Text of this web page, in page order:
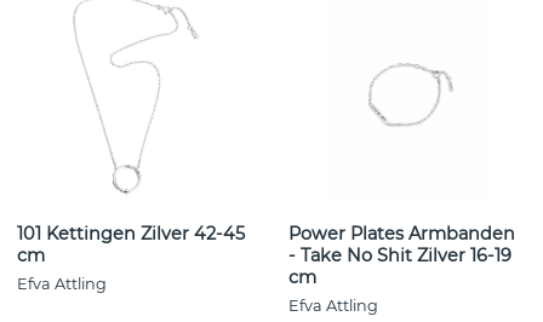
101 Kettingen Zilver 42-45
cm
Efva Attling
Power Plates Armbanden
- Take No Shit Zilver 16-19
cm
Efva Attling